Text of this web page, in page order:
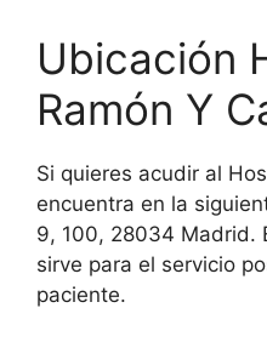
Ubicación
Ramón Y
Si quieres acudir al
encuentra en la
9, 100, 28034 Madrid.
sirve para el servicio
paciente.